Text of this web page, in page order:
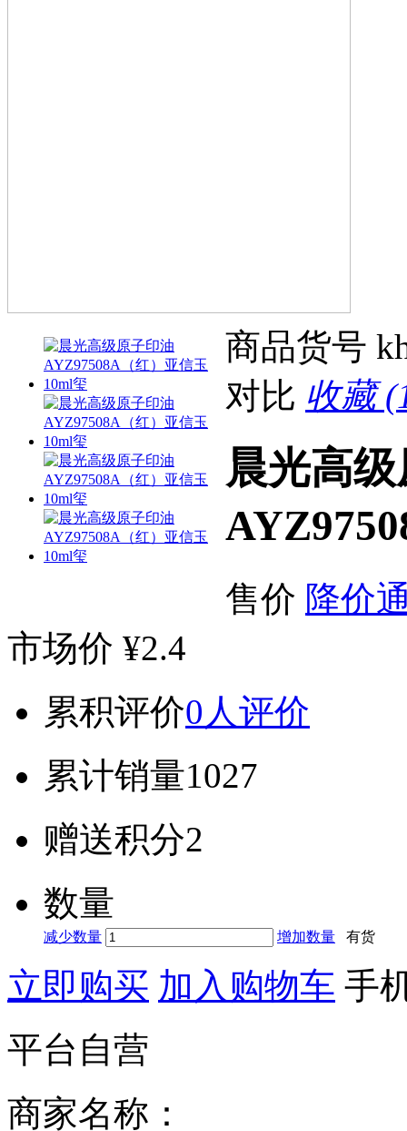
商品货号
对比 收藏
晨光高
售价 降价
市场价 ¥2.4
累积评价0人评价
累计销量1027
赠送积分2
数量
减少数量 增加数量 有货
立即购买 加入购物车 手
平台自营
商家名称：